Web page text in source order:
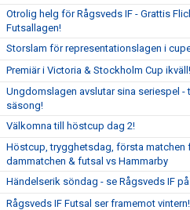
Otrolig helg för Rågsveds IF - Grattis
Futsallagen!
Storslam för representationslagen i
Premiär i Victoria & Stockholm Cup ikväll!
Ungdomslagen avslutar sina seriespel -
säsong!
Välkomna till höstcup dag 2!
Höstcup, trygghetsdag, första matchen
dammatchen & futsal vs Hammarby
Händelserik söndag - se Rågsveds IF
Rågsveds IF Futsal ser framemot vintern!